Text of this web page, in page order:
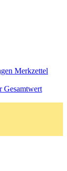
Merkzettel
Gesamtwert